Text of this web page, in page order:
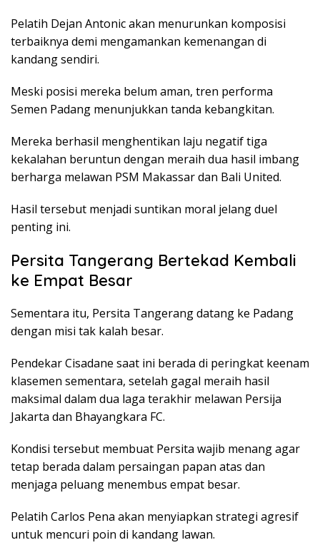
Pelatih Dejan Antonic akan menurunkan komposisi
terbaiknya demi mengamankan kemenangan di
kandang sendiri.
Meski posisi mereka belum aman, tren performa
Semen Padang menunjukkan tanda kebangkitan.
Mereka berhasil menghentikan laju negatif tiga
kekalahan beruntun dengan meraih dua hasil imbang
berharga melawan PSM Makassar dan Bali United.
Hasil tersebut menjadi suntikan moral jelang duel
penting ini.
Persita Tangerang Bertekad Kembali
ke Empat Besar
Sementara itu, Persita Tangerang datang ke Padang
dengan misi tak kalah besar.
Pendekar Cisadane saat ini berada di peringkat keenam
klasemen sementara, setelah gagal meraih hasil
maksimal dalam dua laga terakhir melawan Persija
Jakarta dan Bhayangkara FC.
Kondisi tersebut membuat Persita wajib menang agar
tetap berada dalam persaingan papan atas dan
menjaga peluang menembus empat besar.
Pelatih Carlos Pena akan menyiapkan strategi agresif
untuk mencuri poin di kandang lawan.